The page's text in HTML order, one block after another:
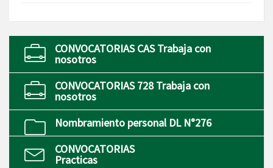
CONVOCATORIAS CAS Trabaja con
nosotros
CONVOCATORIAS 728 Trabaja con
nosotros
Nombramiento personal DL N°276
CONVOCATORIAS
Practicas